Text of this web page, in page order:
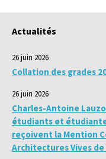
Actualités
26 juin 2026
Collation des grades
26 juin 2026
Charles-Antoine
étudiants et
reçoivent la Mention
Architectures Vives